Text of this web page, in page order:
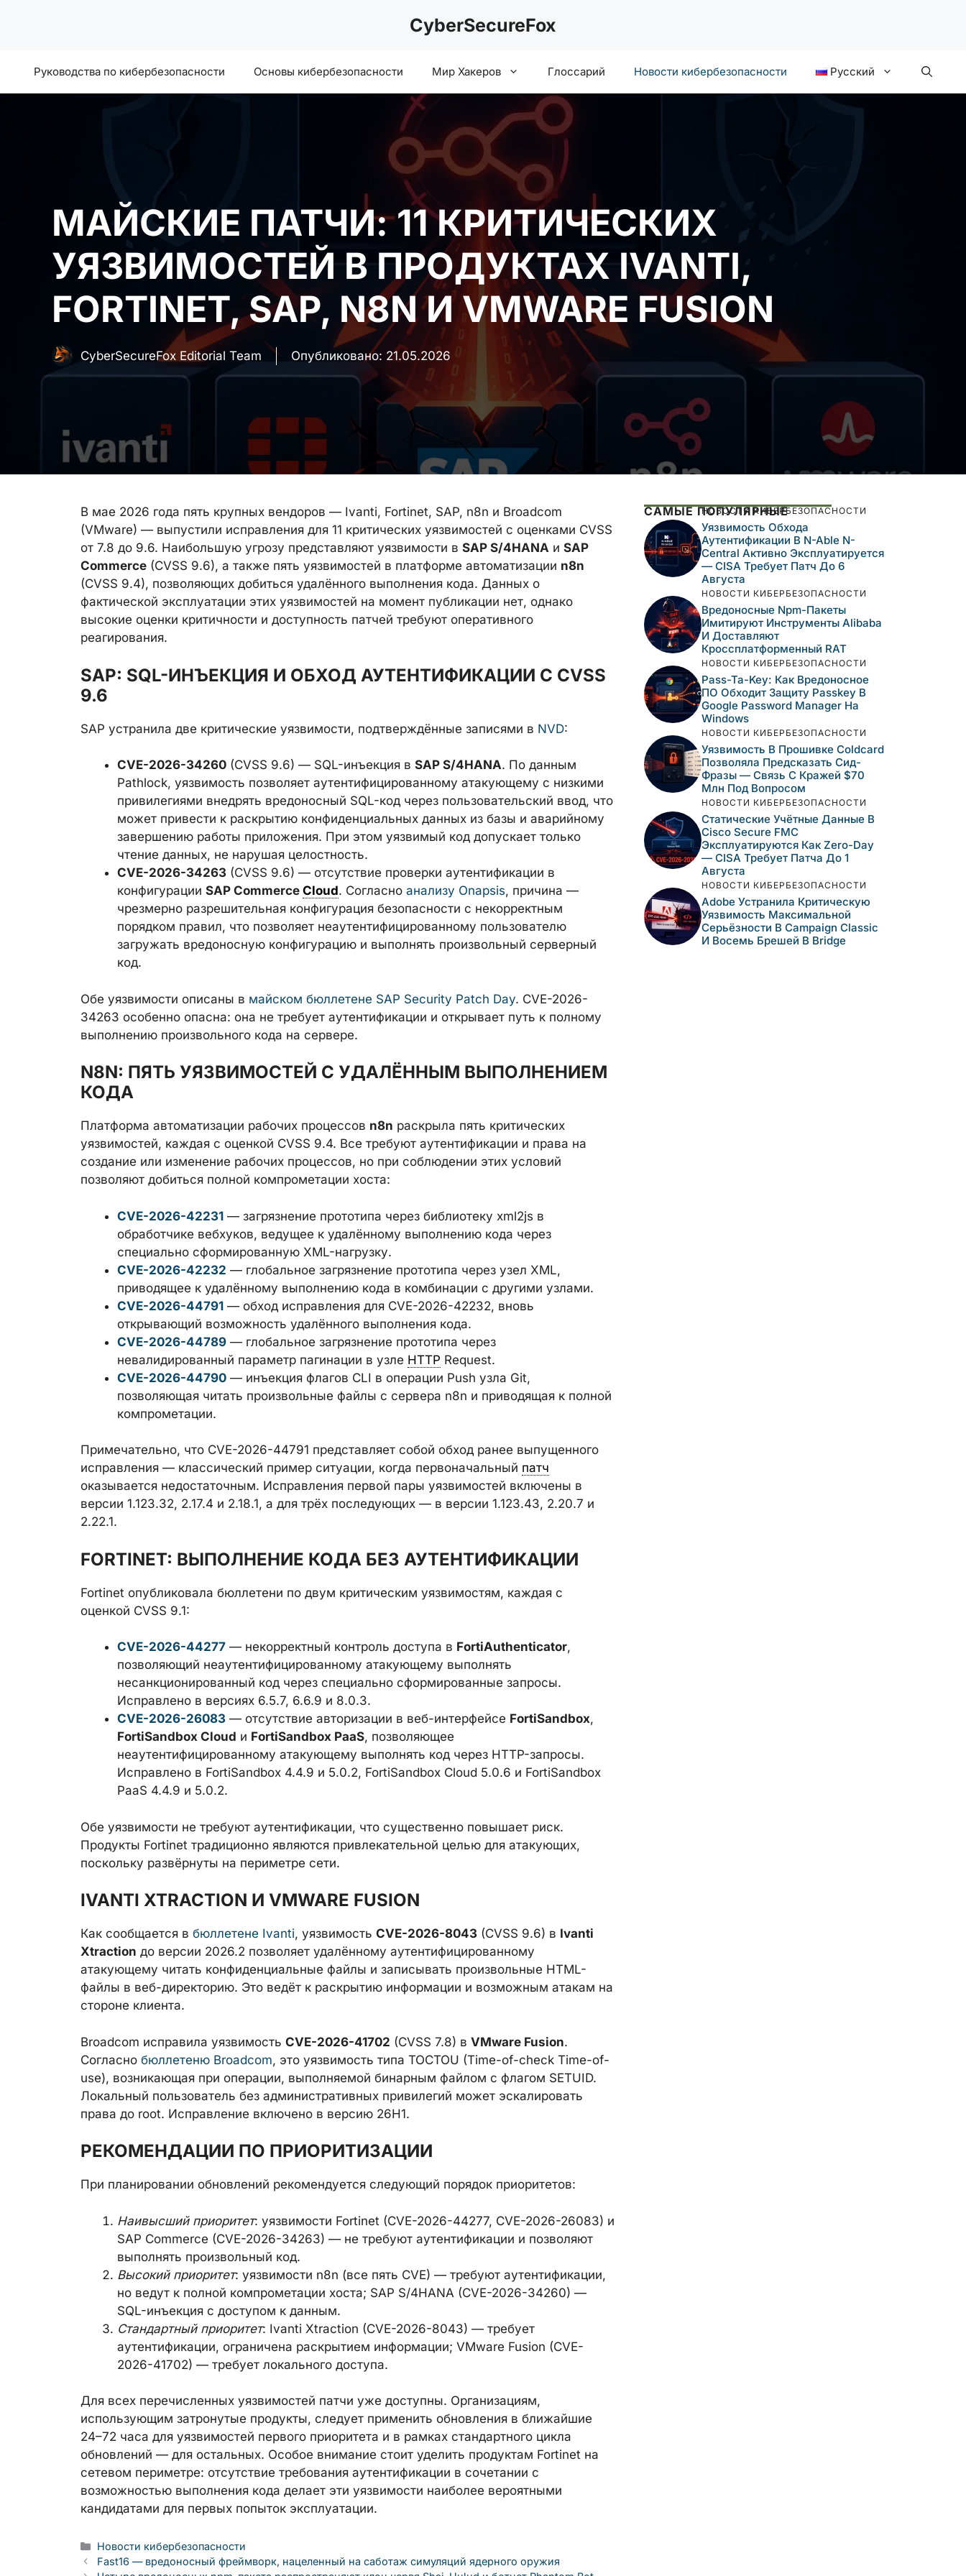
CyberSecureFox
Руководства по кибербезопасности Основы кибербезопасности Мир Хакеров Глоссарий Новости кибербезопасности Русский
МАЙСКИЕ ПАТЧИ: 11 КРИТИЧЕСКИХ
УЯЗВИМОСТЕЙ В ПРОДУКТАХ IVANTI,
FORTINET, SAP, N8N И VMWARE FUSION
CyberSecureFox Editorial Team Опубликовано: 21.05.2026
В мае 2026 года пять крупных вендоров — Ivanti, Fortinet, SAP, n8n и Broadcom
(VMware) — выпустили исправления для 11 критических уязвимостей с оценками CVSS
от 7.8 до 9.6. Наибольшую угрозу представляют уязвимости в SAP S/4HANA и SAP
Commerce (CVSS 9.6), а также пять уязвимостей в платформе автоматизации n8n
(CVSS 9.4), позволяющих добиться удалённого выполнения кода. Данных о
фактической эксплуатации этих уязвимостей на момент публикации нет, однако
высокие оценки критичности и доступность патчей требуют оперативного
реагирования.
SAP: SQL-ИНЪЕКЦИЯ И ОБХОД АУТЕНТИФИКАЦИИ С CVSS
9.6
SAP устранила две критические уязвимости, подтверждённые записями в NVD:
CVE-2026-34260 (CVSS 9.6) — SQL-инъекция в SAP S/4HANA. По данным
Pathlock, уязвимость позволяет аутентифицированному атакующему с низкими
привилегиями внедрять вредоносный SQL-код через пользовательский ввод, что
может привести к раскрытию конфиденциальных данных из базы и аварийному
завершению работы приложения. При этом уязвимый код допускает только
чтение данных, не нарушая целостность.
CVE-2026-34263 (CVSS 9.6) — отсутствие проверки аутентификации в
конфигурации SAP Commerce Cloud. Согласно анализу Onapsis, причина —
чрезмерно разрешительная конфигурация безопасности с некорректным
порядком правил, что позволяет неаутентифицированному пользователю
загружать вредоносную конфигурацию и выполнять произвольный серверный
код.
Обе уязвимости описаны в майском бюллетене SAP Security Patch Day. CVE-2026-
34263 особенно опасна: она не требует аутентификации и открывает путь к полному
выполнению произвольного кода на сервере.
N8N: ПЯТЬ УЯЗВИМОСТЕЙ С УДАЛЁННЫМ ВЫПОЛНЕНИЕМ
КОДА
Платформа автоматизации рабочих процессов n8n раскрыла пять критических
уязвимостей, каждая с оценкой CVSS 9.4. Все требуют аутентификации и права на
создание или изменение рабочих процессов, но при соблюдении этих условий
позволяют добиться полной компрометации хоста:
CVE-2026-42231 — загрязнение прототипа через библиотеку xml2js в
обработчике вебхуков, ведущее к удалённому выполнению кода через
специально сформированную XML-нагрузку.
CVE-2026-42232 — глобальное загрязнение прототипа через узел XML,
приводящее к удалённому выполнению кода в комбинации с другими узлами.
CVE-2026-44791 — обход исправления для CVE-2026-42232, вновь
открывающий возможность удалённого выполнения кода.
CVE-2026-44789 — глобальное загрязнение прототипа через
невалидированный параметр пагинации в узле HTTP Request.
CVE-2026-44790 — инъекция флагов CLI в операции Push узла Git,
позволяющая читать произвольные файлы с сервера n8n и приводящая к полной
компрометации.
Примечательно, что CVE-2026-44791 представляет собой обход ранее выпущенного
исправления — классический пример ситуации, когда первоначальный патч
оказывается недостаточным. Исправления первой пары уязвимостей включены в
версии 1.123.32, 2.17.4 и 2.18.1, а для трёх последующих — в версии 1.123.43, 2.20.7 и
2.22.1.
FORTINET: ВЫПОЛНЕНИЕ КОДА БЕЗ АУТЕНТИФИКАЦИИ
Fortinet опубликовала бюллетени по двум критическим уязвимостям, каждая с
оценкой CVSS 9.1:
CVE-2026-44277 — некорректный контроль доступа в FortiAuthenticator,
позволяющий неаутентифицированному атакующему выполнять
несанкционированный код через специально сформированные запросы.
Исправлено в версиях 6.5.7, 6.6.9 и 8.0.3.
CVE-2026-26083 — отсутствие авторизации в веб-интерфейсе FortiSandbox,
FortiSandbox Cloud и FortiSandbox PaaS, позволяющее
неаутентифицированному атакующему выполнять код через HTTP-запросы.
Исправлено в FortiSandbox 4.4.9 и 5.0.2, FortiSandbox Cloud 5.0.6 и FortiSandbox
PaaS 4.4.9 и 5.0.2.
Обе уязвимости не требуют аутентификации, что существенно повышает риск.
Продукты Fortinet традиционно являются привлекательной целью для атакующих,
поскольку развёрнуты на периметре сети.
IVANTI XTRACTION И VMWARE FUSION
Как сообщается в бюллетене Ivanti, уязвимость CVE-2026-8043 (CVSS 9.6) в Ivanti
Xtraction до версии 2026.2 позволяет удалённому аутентифицированному
атакующему читать конфиденциальные файлы и записывать произвольные HTML-
файлы в веб-директорию. Это ведёт к раскрытию информации и возможным атакам на
стороне клиента.
Broadcom исправила уязвимость CVE-2026-41702 (CVSS 7.8) в VMware Fusion.
Согласно бюллетеню Broadcom, это уязвимость типа TOCTOU (Time-of-check Time-of-
use), возникающая при операции, выполняемой бинарным файлом с флагом SETUID.
Локальный пользователь без административных привилегий может эскалировать
права до root. Исправление включено в версию 26H1.
РЕКОМЕНДАЦИИ ПО ПРИОРИТИЗАЦИИ
При планировании обновлений рекомендуется следующий порядок приоритетов:
Наивысший приоритет: уязвимости Fortinet (CVE-2026-44277, CVE-2026-26083) и
SAP Commerce (CVE-2026-34263) — не требуют аутентификации и позволяют
выполнять произвольный код.
Высокий приоритет: уязвимости n8n (все пять CVE) — требуют аутентификации,
но ведут к полной компрометации хоста; SAP S/4HANA (CVE-2026-34260) —
SQL-инъекция с доступом к данным.
Стандартный приоритет: Ivanti Xtraction (CVE-2026-8043) — требует
аутентификации, ограничена раскрытием информации; VMware Fusion (CVE-
2026-41702) — требует локального доступа.
Для всех перечисленных уязвимостей патчи уже доступны. Организациям,
использующим затронутые продукты, следует применить обновления в ближайшие
24–72 часа для уязвимостей первого приоритета и в рамках стандартного цикла
обновлений — для остальных. Особое внимание стоит уделить продуктам Fortinet на
сетевом периметре: отсутствие требования аутентификации в сочетании с
возможностью выполнения кода делает эти уязвимости наиболее вероятными
кандидатами для первых попыток эксплуатации.
Рубрики
Новости кибербезопасности
Fast16 — вредоносный фреймворк, нацеленный на саботаж симуляций ядерного оружия
САМЫЕ ПОПУЛЯРНЫЕ
НОВОСТИ КИБЕРБЕЗОПАСНОСТИ
Уязвимость Обхода
Аутентификации В N-Able N-
Central Активно Эксплуатируется
— CISA Требует Патч До 6
Августа
НОВОСТИ КИБЕРБЕЗОПАСНОСТИ
Вредоносные Npm-Пакеты
Имитируют Инструменты Alibaba
И Доставляют
Кроссплатформенный RAT
НОВОСТИ КИБЕРБЕЗОПАСНОСТИ
Pass-Ta-Key: Как Вредоносное
ПО Обходит Защиту Passkey В
Google Password Manager На
Windows
НОВОСТИ КИБЕРБЕЗОПАСНОСТИ
Уязвимость В Прошивке Coldcard
Позволяла Предсказать Сид-
Фразы — Связь С Кражей $70
Млн Под Вопросом
НОВОСТИ КИБЕРБЕЗОПАСНОСТИ
Статические Учётные Данные В
Cisco Secure FMC
Эксплуатируются Как Zero-Day
— CISA Требует Патча До 1
Августа
НОВОСТИ КИБЕРБЕЗОПАСНОСТИ
Adobe Устранила Критическую
Уязвимость Максимальной
Серьёзности В Campaign Classic
И Восемь Брешей В Bridge